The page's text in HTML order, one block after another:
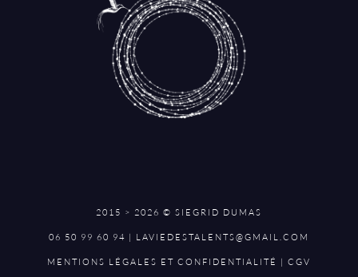
2015 > 2026 © SIEGRID DUMAS
06 50 99 60 94 | LAVIEDESTALENTS@GMAIL.COM
MENTIONS LÉGALES ET CONFIDENTIALITÉ | CGV